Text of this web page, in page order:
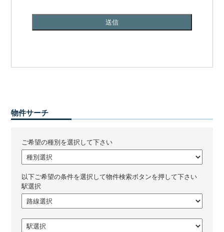
物件サーチ
ご希望の種別を選択して下さい
以下ご希望の条件を選択して物件検索ボタンを押して下さい
駅選択